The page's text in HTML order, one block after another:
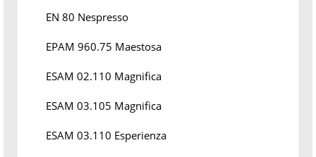
EN 80 Nespresso
EPAM 960.75 Maestosa
ESAM 02.110 Magnifica
ESAM 03.105 Magnifica
ESAM 03.110 Esperienza